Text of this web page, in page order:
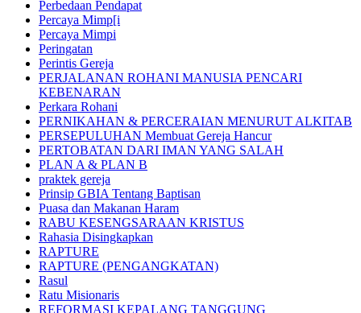
Perbedaan Pendapat
Percaya Mimp[i
Percaya Mimpi
Peringatan
Perintis Gereja
PERJALANAN ROHANI MANUSIA PENCARI
KEBENARAN
Perkara Rohani
PERNIKAHAN & PERCERAIAN MENURUT ALKITAB
PERSEPULUHAN Membuat Gereja Hancur
PERTOBATAN DARI IMAN YANG SALAH
PLAN A & PLAN B
praktek gereja
Prinsip GBIA Tentang Baptisan
Puasa dan Makanan Haram
RABU KESENGSARAAN KRISTUS
Rahasia Disingkapkan
RAPTURE
RAPTURE (PENGANGKATAN)
Rasul
Ratu Misionaris
REFORMASI KEPALANG TANGGUNG